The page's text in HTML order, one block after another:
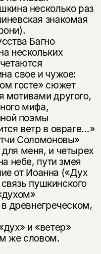
несколько раз
знакомая
Багно
нескольких
свое и чужое:
госте» сюжет
мотивами другого,
мифа,
поэмы
ветр в овраге...»
Соломоновы»
меня, и четырех
небе, пути змея
от Иоанна («Дух
пушкинского
древнегреческом,
и «ветер»
же словом.